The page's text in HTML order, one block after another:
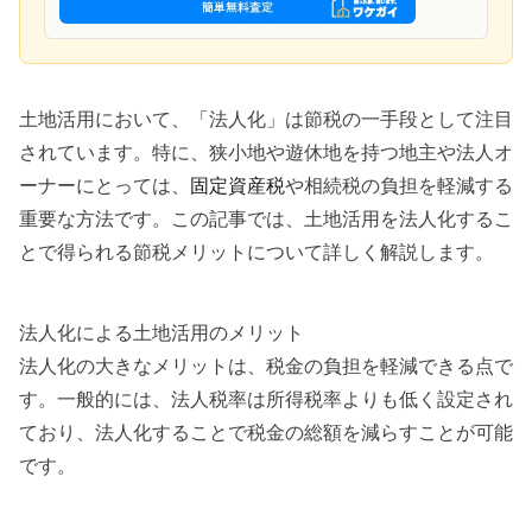
土地活用において、「法人化」は節税の一手段として注目
されています。特に、狭小地や遊休地を持つ地主や法人オ
ーナーにとっては、 固定資産税や相続税の負担を軽減する
重要な方法です。この記事では、土地活用を法人化するこ
とで得られる節税メリットについて詳しく解説します。
法人化による土地活用のメリット
法人化の大きなメリットは、税金の負担を軽減できる点で
す。一般的には、法人税率は所得税率よりも低く設定され
ており、法人化することで税金の総額を減らすことが可能
です。